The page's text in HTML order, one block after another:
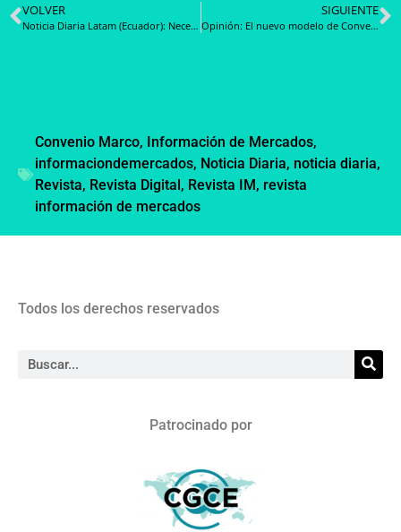
VOLVER
Noticia Diaria Latam (Ecuador): Necesidad de contratación del servicio de arrendamiento para el funcionamiento de las oficinas y ventanillas de atención de la Dirección Zonal 6 en la ciudad de Cuenca
SIGUIENTE
Opinión: El nuevo modelo de Convenios Marco en Chile, al cambiar su objetivo se distancio del ahorro en la Gestión de abastecimiento como de las Empresas de Menor Tamaño
Convenio Marco, Información de Mercados,
informaciondemercados, Noticia Diaria, noticia diaria,
Revista, Revista Digital, Revista IM, revista
información de mercados
Todos los derechos reservados
Patrocinado por